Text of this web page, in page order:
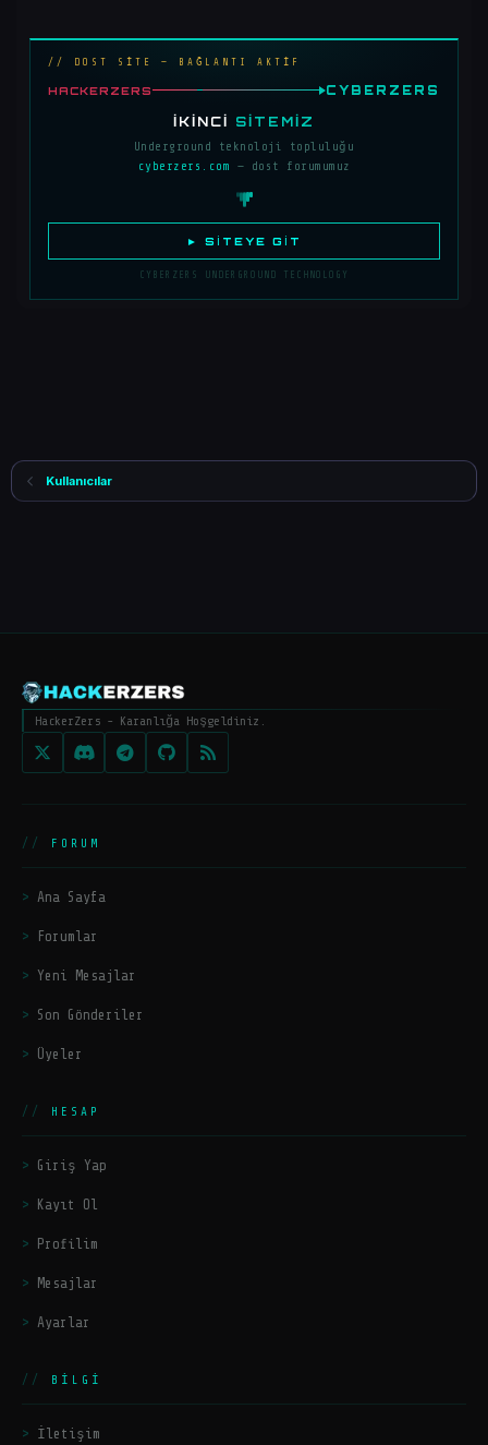
// DOST SİTE — BAĞLANTI AKTİF
HACKERZERS CYBERZERS
İKINCI SITEMIZ
Underground teknoloji topluluğu
cyberzers.com — dost forumumuz
► SITEYE GIT
CYBERZERS UNDERGROUND TECHNOLOGY
Kullanıcılar
HackerZers - Karanlığa Hoşgeldiniz.
FORUM
Ana Sayfa
Forumlar
Yeni Mesajlar
Son Gönderiler
Üyeler
HESAP
Giriş Yap
Kayıt Ol
Profilim
Mesajlar
Ayarlar
BILGI
İletişim